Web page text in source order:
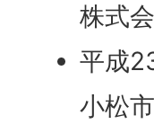
株式
平成
小松